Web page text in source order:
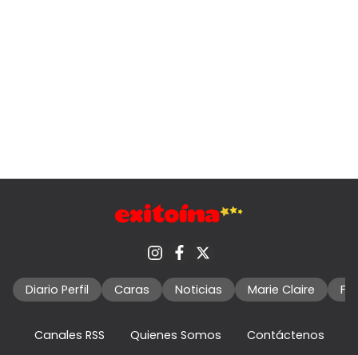
Diario Perfil Caras Noticias Marie Claire
Canales RSS Quienes Somos
Contáctenos